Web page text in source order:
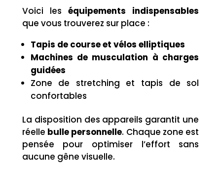
Voici leséquipements indispensables
que vous trouverez sur place :
Tapis de course et vélos elliptiques
Machines de musculation à charges
guidées
Zone de stretching et tapis de sol
confortables
La disposition des appareils garantit une
réelle bulle personnelle. Chaque zone est
pensée pour optimiser l’effort sans
aucune gêne visuelle.